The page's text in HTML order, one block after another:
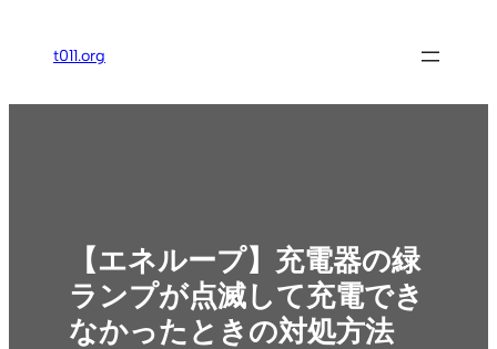
ス
t011.org
【エネループ】充電器の緑
ランプが点滅して充電でき
なかったときの対処方法